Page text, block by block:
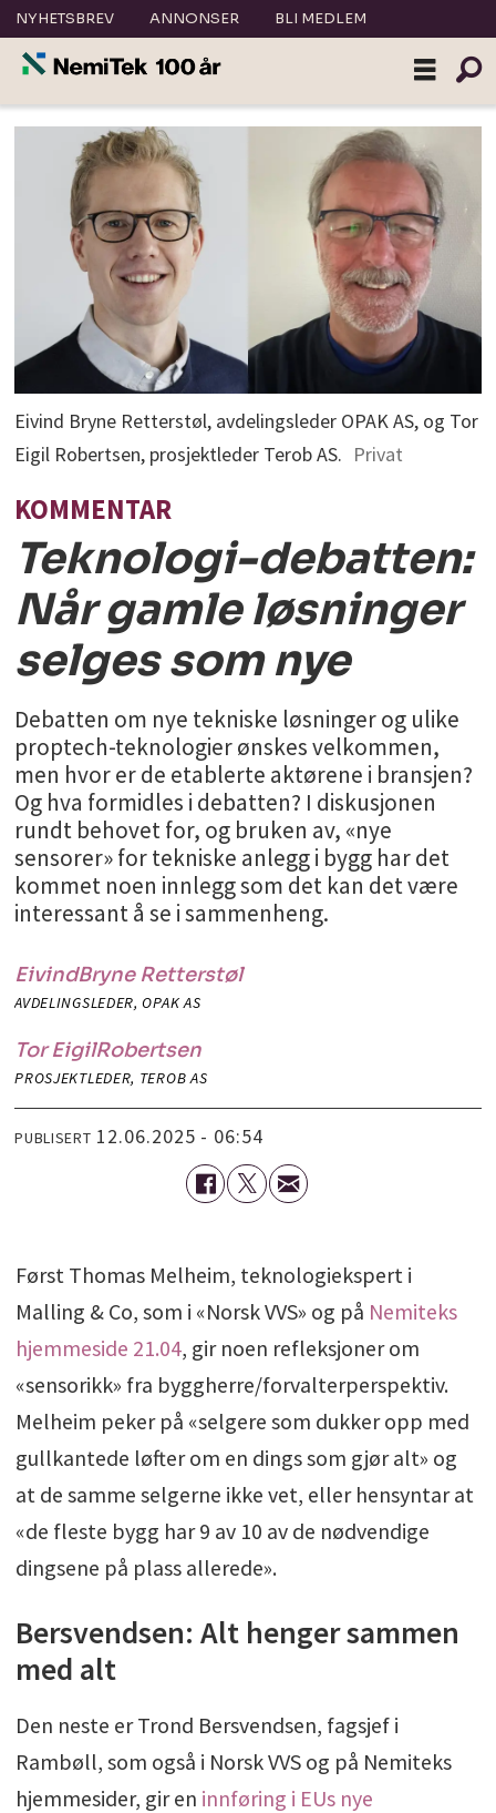
NYHETSBREV ANNONSER BLI MEDLEM
Eivind Bryne Retterstøl, avdelingsleder OPAK AS, og Tor
Eigil Robertsen, prosjektleder Terob AS. Privat
KOMMENTAR
Teknologi-debatten:
Når gamle løsninger
selges som nye
Debatten om nye tekniske løsninger og ulike
proptech-teknologier ønskes velkommen,
men hvor er de etablerte aktørene i bransjen?
Og hva formidles i debatten? I diskusjonen
rundt behovet for, og bruken av, «nye
sensorer» for tekniske anlegg i bygg har det
kommet noen innlegg som det kan det være
interessant å se i sammenheng.
EivindBryne Retterstøl
AVDELINGSLEDER, OPAK AS
Tor EigilRobertsen
PROSJEKTLEDER, TEROB AS
PUBLISERT 12.06.2025 - 06:54
Først Thomas Melheim, teknologiekspert i
Malling & Co, som i «Norsk VVS» og på Nemiteks
hjemmeside 21.04, gir noen refleksjoner om
«sensorikk» fra byggherre/forvalterperspektiv.
Melheim peker på «selgere som dukker opp med
gullkantede løfter om en dings som gjør alt» og
at de samme selgerne ikke vet, eller hensyntar at
«de fleste bygg har 9 av 10 av de nødvendige
dingsene på plass allerede».
Bersvendsen: Alt henger sammen
med alt
Den neste er Trond Bersvendsen, fagsjef i
Rambøll, som også i Norsk VVS og på Nemiteks
hjemmesider, gir en innføring i EUs nye